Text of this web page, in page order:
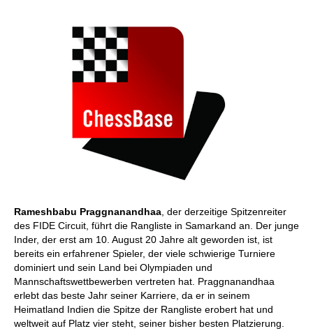
Rameshbabu Praggnanandhaa , der derzeitige Spitzenreiter
des FIDE Circuit, führt die Rangliste in Samarkand an. Der junge
Inder, der erst am 10. August 20 Jahre alt geworden ist, ist
bereits ein erfahrener Spieler, der viele schwierige Turniere
dominiert und sein Land bei Olympiaden und
Mannschaftswettbewerben vertreten hat. Praggnanandhaa
erlebt das beste Jahr seiner Karriere, da er in seinem
Heimatland Indien die Spitze der Rangliste erobert hat und
weltweit auf Platz vier steht, seiner bisher besten Platzierung.